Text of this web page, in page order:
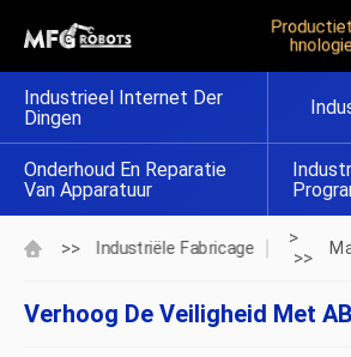
Industrieel Internet Der
Dingen
Onderhoud En Reparatie
Van Apparatuur
>> Industriële Fabricage
>
>>
Verhoog De Veiligheid Met